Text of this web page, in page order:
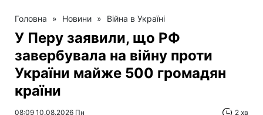
Головна » Новини » Війна в Україні
У Перу заявили, що РФ
завербувала на війну проти
України майже 500 громадян
країни
08:09 10.08.2026 Пн 2 хв